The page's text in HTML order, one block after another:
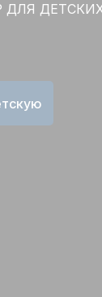
ДЛЯ